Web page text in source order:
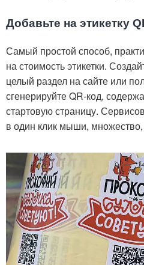
Добавьте на этикетку
Самый простой способ,
на стоимость этикетки.
целый раздел на сайте или
сгенерируйте QR-код,
стартовую страницу.
в один клик мыши, множество,